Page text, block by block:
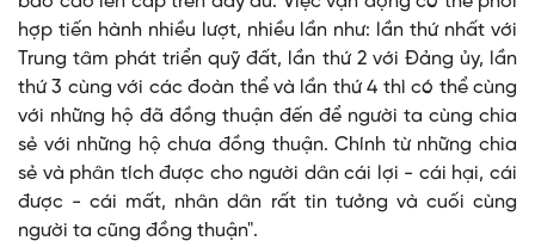
hợp tiến hành nhiều lượt, nhiều lần như: lần thứ nhất với
Trung tâm phát triển quỹ đất, lần thứ 2 với Đảng ủy, lần
thứ 3 cùng với các đoàn thể và lần thứ 4 thì có thể cùng
với những hộ đã đồng thuận đến để người ta cùng chia
sẻ với những hộ chưa đồng thuận. Chính từ những chia
sẻ và phân tích được cho người dân cái lợi - cái hại, cái
được - cái mất, nhân dân rất tin tưởng và cuối cùng
người ta cũng đồng thuận".